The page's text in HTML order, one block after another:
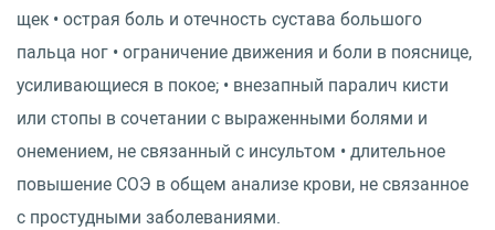
щек • острая боль и отечность сустава большого
пальца ног • ограничение движения и боли в пояснице,
усиливающиеся в покое; • внезапный паралич кисти
или стопы в сочетании с выраженными болями и
онемением, не связанный с инсультом • длительное
повышение СОЭ в общем анализе крови, не связанное
с простудными заболеваниями.